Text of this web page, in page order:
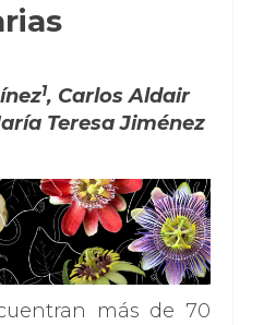
1, Carlos Aldair
Teresa Jiménez
más de 70